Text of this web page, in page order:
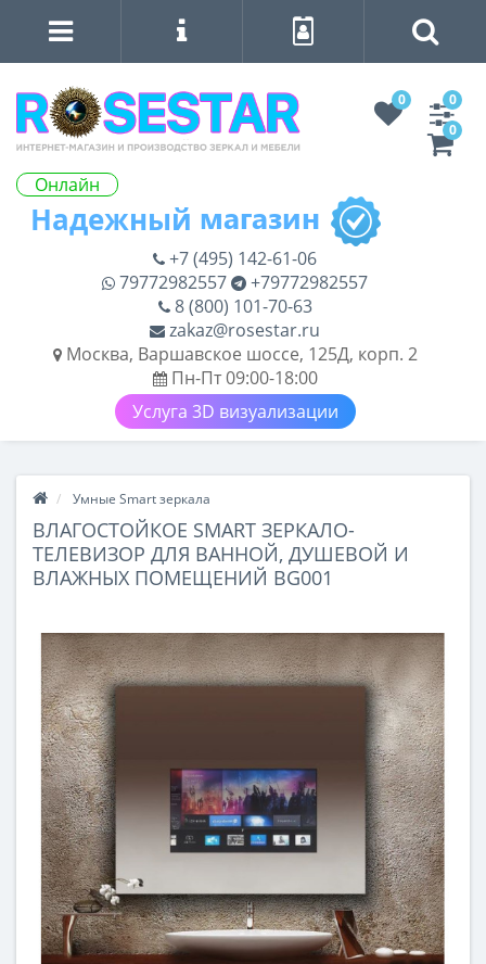
Онлайн
0
0
0
+7 (495) 142-61-06
79772982557
+79772982557
8 (800) 101-70-63
zakaz@rosestar.ru
Москва, Варшавское шоссе, 125Д, корп. 2
Пн-Пт 09:00-18:00
Услуга 3D визуализации
Умные Smart зеркала
ВЛАГОСТОЙКОЕ SMART ЗЕРКАЛО-
ТЕЛЕВИЗОР ДЛЯ ВАННОЙ, ДУШЕВОЙ И
ВЛАЖНЫХ ПОМЕЩЕНИЙ BG001